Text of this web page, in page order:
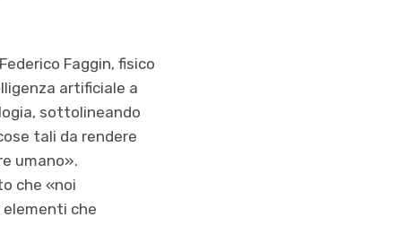
Faggin, fisico
artificiale a
sottolineando
tali da rendere
umano».
che «noi
elementi che